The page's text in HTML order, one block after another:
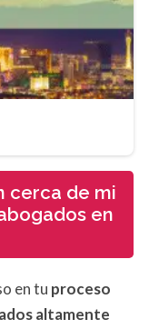
cerca de mi
en
en tu proceso
altamente